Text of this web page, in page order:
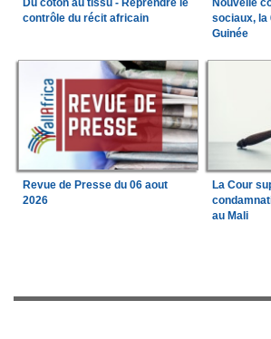
contrôle du récit africain
sociaux, la
Guinée
Revue de Presse du 06 aout
2026
La Cour
au Mali